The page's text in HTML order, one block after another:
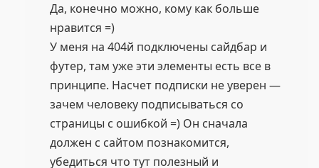
Да, конечно можно, кому как больше
нравится =)
У меня на 404й подключены сайдбар и
футер, там уже эти элементы есть все в
принципе. Насчет подписки не уверен —
зачем человеку подписываться со
страницы с ошибкой =) Он сначала
должен с сайтом познакомится,
убедиться что тут полезный и